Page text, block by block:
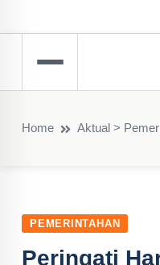
Home Aktual >
PEMERINTAHAN
Peringati